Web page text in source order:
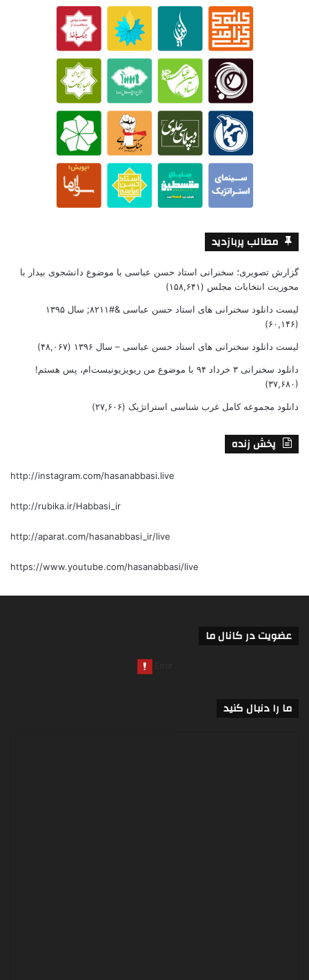
مطالب پربازدید
گزارش تصویری؛ سخنرانی استاد حسن عباسی با موضوع دانشجوی بیدار با
محوریت انتخابات مجلس (۱۵۸,۶۴۱)
لیست دانلود سخنرانی های استاد حسن عباسی &#۸۲۱۱; سال ۱۳۹۵
(۶۰,۱۴۶)
لیست دانلود سخنرانی های استاد حسن عباسی – سال ۱۳۹۶ (۴۸,۰۶۷)
دانلود سخنرانی ۳ خرداد ۹۴ با موضوع من ریویزیونیست‌ام، پس هستم!
(۳۷,۶۸۰)
دانلود مجموعه کامل غرب شناسی استراتژیک (۲۷,۶۰۶)
پخش زنده
http://instagram.com/hasanabbasi.live
http://rubika.ir/Habbasi_ir
http://aparat.com/hasanabbasi_ir/live
https://www.youtube.com/hasanabbasi/live
عضویت در کانال ما
ما را دنبال کنید